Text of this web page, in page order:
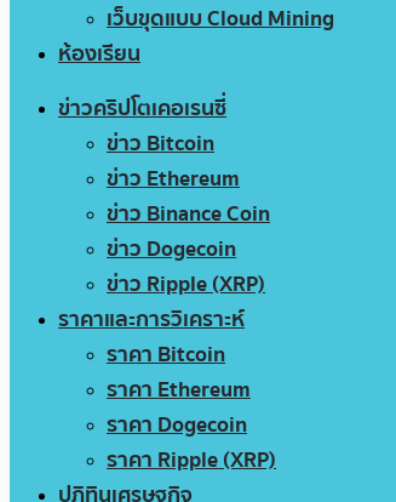
เว็บขุดแบบ Cloud Mining
ห้องเรียน
ข่าวคริปโตเคอเรนซี่
ข่าว Bitcoin
ข่าว Ethereum
ข่าว Binance Coin
ข่าว Dogecoin
ข่าว Ripple (XRP)
ราคาและการวิเคราะห์
ราคา Bitcoin
ราคา Ethereum
ราคา Dogecoin
ราคา Ripple (XRP)